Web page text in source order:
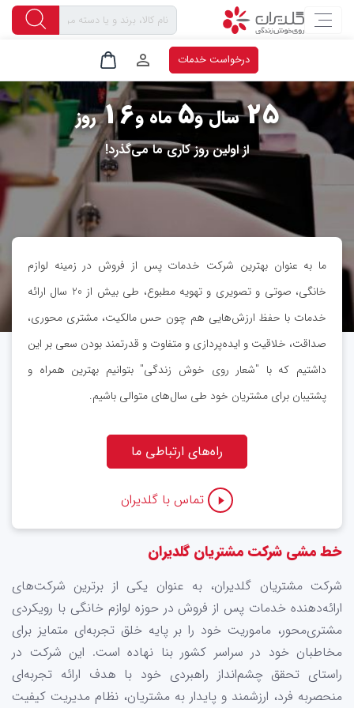
درخواست خدمات
خدمات گلدیران به وسعت کل ایران
۲۵سال و۵ماه و۱۶روز
از اولین روز کاری ما می‌گذرد!
ما به عنوان بهترین شرکت خدمات پس از فروش در زمینه لوازم
خانگی، صوتی و تصویری و تهویه مطبوع، طی بیش از 20 سال ارائه
خدمات با حفظ ارزش‌هایی هم چون حس مالکیت، مشتری محوری،
صداقت، خلاقیت و ایده‌پردازی و متفاوت و قدرتمند بودن سعی بر این
داشتیم که با "شعار روی خوش زندگی" بتوانیم بهترین همراه و
پشتیبان برای مشتریان خود طی سال‌های متوالی باشیم.
راه‌های ارتباطی ما
تماس با گلدیران
خط مشی شرکت مشتریان گلدیران
شرکت مشتریان گلدیران، به ‌عنوان یکی از برترین شرکت‌های
ارائه‌دهنده خدمات پس از فروش در حوزه لوازم خانگی با رویکردی
مشتری‌محور، ماموریت خود را بر پایه خلق تجربه‌ای متمایز برای
مخاطبان خود در سراسر کشور بنا نهاده است. این شرکت در
راستای تحقق چشم‌انداز راهبردی خود با هدف ارائه تجربه‌ای
منحصربه فرد، ارزشمند و پایدار به مشتریان، نظام مدیریت کیفیت